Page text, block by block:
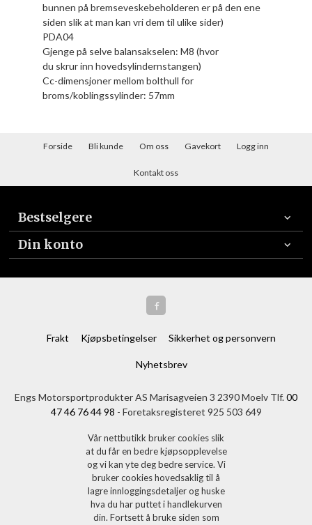
bunnen på bremseveskebeholderen er på den ene
siden slik at man kan vri dem til ulike sider)
PDA04
Gjenge på selve balansakselen: M8 (hvor
du skrur inn hovedsylindernstangen)
Cc-dimensjoner mellom bolthull for
broms/koblingssylinder: 57mm
Forside Bli kunde Om oss Gavekort Logg inn
Kontakt oss
Bestselgere
Din konto
Frakt Kjøpsbetingelser Sikkerhet og personvern
Nyhetsbrev
Engs Motorsportprodukter AS Marisagveien 3 2390 Moelv Tlf.00
47 46 76 44 98 - Foretaksregisteret 925 503 649
Vår nettbutikk bruker cookies slik
at du får en bedre kjøpsopplevelse
og vi kan yte deg bedre service. Vi
bruker cookies hovedsaklig til å
lagre innloggingsdetaljer og huske
hva du har puttet i handlekurven
din. Fortsett å bruke siden som